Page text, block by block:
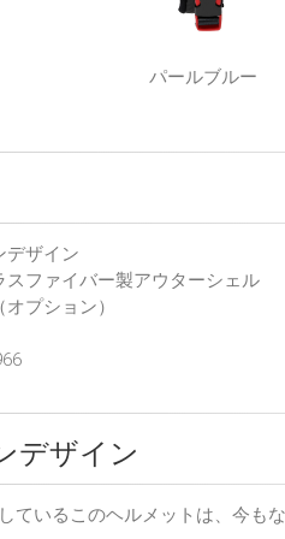
パールブルー
デザイン
スファイバー製アウターシェル
プション）
デザイン
ているこのヘルメットは、今も